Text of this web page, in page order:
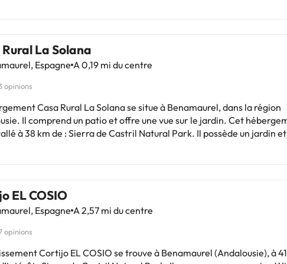
La Solana
Espagne A 0,19 mi du centre
opinions
Casa Rural La Solana se situe à Benamaurel, dans la région
Il comprend un patio et offre une vue sur le jardin. Cet
à 38 km de : Sierra de Castril Natural Park. Il possède un jardin et
García Lorca) est à 124 km.Les enterrements de vie de célibataire
de ce type sont interdits dans cet établissement. Hébergement
EL COSIO
Espagne A 2,57 mi du centre
opinions
Cortijo EL COSIO se trouve à Benamaurel (Andalousie), à